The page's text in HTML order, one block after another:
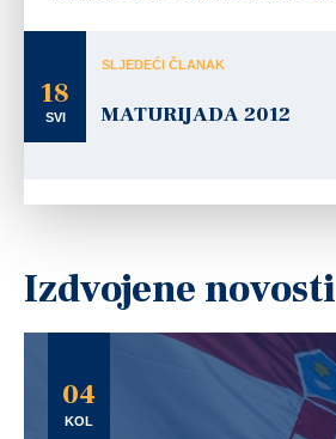
18
SVI
SLJEDEĆI ČLANAK
MATURIJADA 2012
Izdvojene novosti
04
KOL